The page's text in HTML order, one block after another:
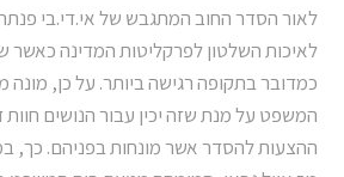
לאור הסדר החוב המתגבש של אי.די.בי
לאיכות השלטון לפרקליטות המדינה
כמדובר בתקופה רגישה ביותר. על כן,
המשפט על מנת שזה יכין עבור הנושים
ההצעות להסדר אשר מונחות בפניהם. כך,